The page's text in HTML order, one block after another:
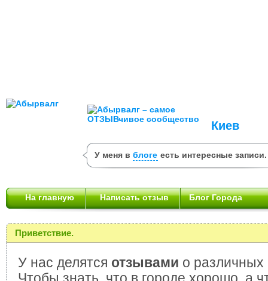
Киев
У меня в блоге есть интересные записи.
На главную Написать отзыв Блог Города
Приветствие.
У нас делятся отзывами о различных